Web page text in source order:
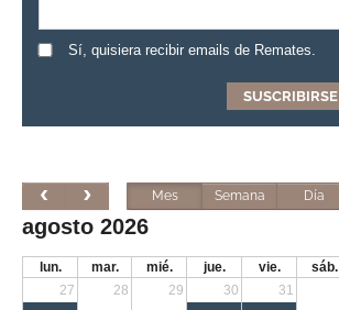
Sí, quisiera recibir emails de Remates.
Mes Semana Día
agosto 2026
lun. mar. mié. jue. vie.
sáb.
27
28 29 30 31